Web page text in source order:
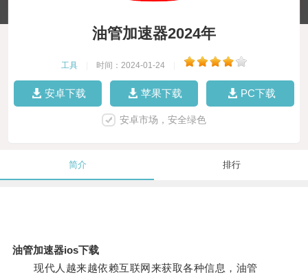
油管加速器2024年
工具 时间：2024-01-24
安卓下载 苹果下载 PC下载
安卓市场，安全绿色
简介 排行
油管加速器ios下载
现代人越来越依赖互联网来获取各种信息，油管